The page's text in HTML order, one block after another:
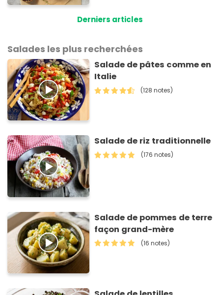
Derniers articles
Salades les plus recherchées
Salade de pâtes comme en
Italie
(128 notes)
Salade de riz traditionnelle
(176 notes)
Salade de pommes de terre
façon grand-mère
(16 notes)